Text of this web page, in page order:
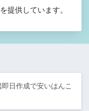
提供しています。
日作成で安いはんこ